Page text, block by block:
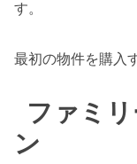
す。
最初の物件を購入
ファミ
ン